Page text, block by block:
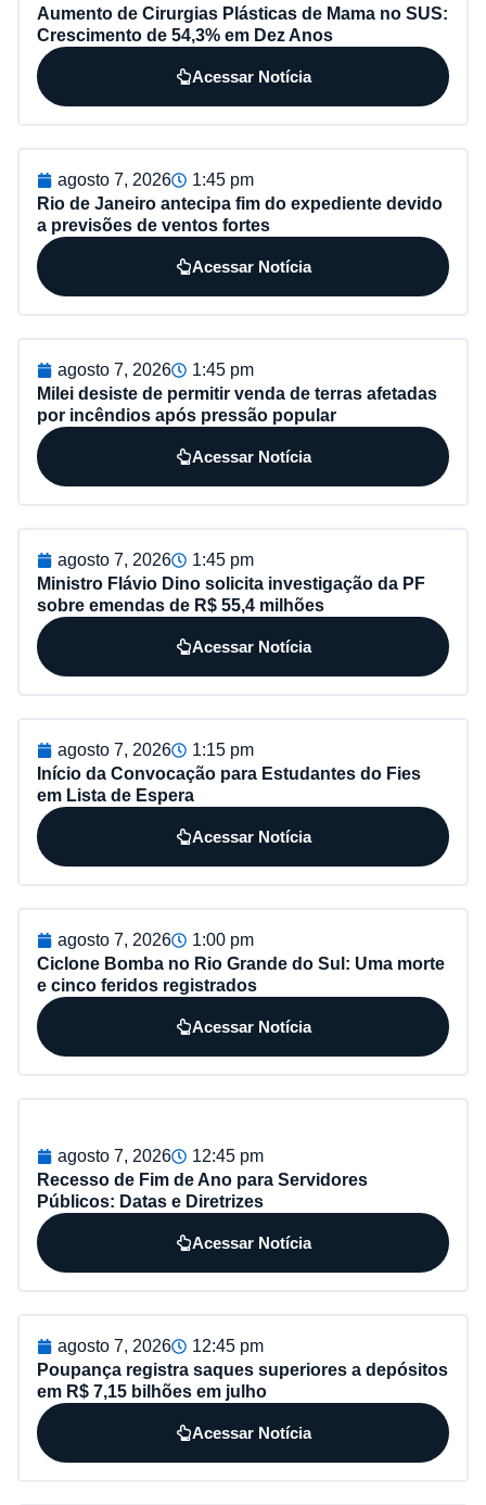
Aumento de Cirurgias Plásticas de Mama no SUS:
Crescimento de 54,3% em Dez Anos
Acessar Notícia
agosto 7, 2026
1:45 pm
Rio de Janeiro antecipa fim do expediente devido
a previsões de ventos fortes
Acessar Notícia
agosto 7, 2026
1:45 pm
Milei desiste de permitir venda de terras afetadas
por incêndios após pressão popular
Acessar Notícia
agosto 7, 2026
1:45 pm
Ministro Flávio Dino solicita investigação da PF
sobre emendas de R$ 55,4 milhões
Acessar Notícia
agosto 7, 2026
1:15 pm
Início da Convocação para Estudantes do Fies
em Lista de Espera
Acessar Notícia
agosto 7, 2026
1:00 pm
Ciclone Bomba no Rio Grande do Sul: Uma morte
e cinco feridos registrados
Acessar Notícia
agosto 7, 2026
12:45 pm
Recesso de Fim de Ano para Servidores
Públicos: Datas e Diretrizes
Acessar Notícia
agosto 7, 2026
12:45 pm
Poupança registra saques superiores a depósitos
em R$ 7,15 bilhões em julho
Acessar Notícia